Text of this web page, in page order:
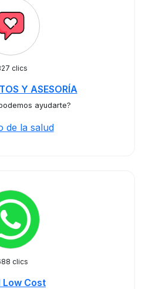
clics
Y ASESORÍA
ayudarte?
de la salud
clics
Low Cost